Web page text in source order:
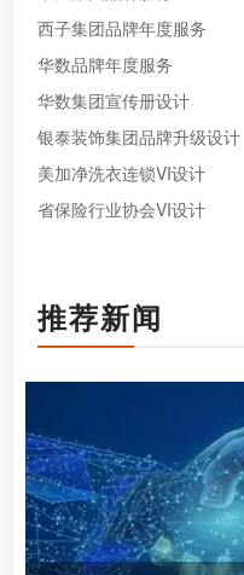
西子集团品牌年度服务
华数品牌年度服务
华数集团宣传册设计
银泰装饰集团品牌升级设计
美加净洗衣连锁VI设计
省保险行业协会VI设计
推荐新闻